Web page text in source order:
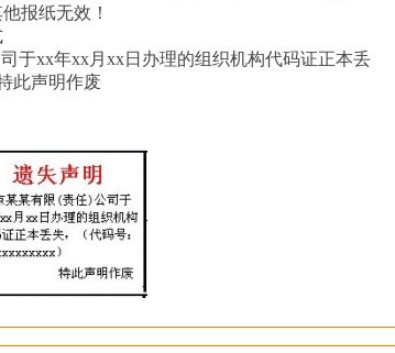
报纸无效！
于xx年xx月 xx日办理的组织机构代码证正本丢
此声明作废